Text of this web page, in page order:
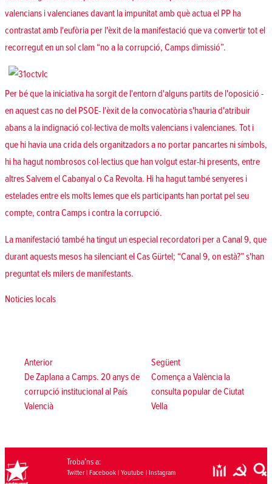
valencians i valencianes davant la impunitat amb què actua el PP ha
contrastat amb l'eufòria per l'èxit de la manifestació que va convertir tot el
recorregut en un sol clam “no a la corrupció, Camps dimissió”.
Per bé que la iniciativa ha sorgit de l'entorn d'alguns partits de l'oposició -
en aquest cas no del PSOE- l'èxit de la convocatòria s'hauria d'atribuir
abans a la indignació col·lectiva de molts valencians i valencianes. Tot i
que hi havia una crida dels organitzadors a no portar pancartes ni símbols,
hi ha hagut nombrosos col·lectius que han volgut estar-hi presents, entre
altres Salvem el Cabanyal o Ca Revolta. Hi ha hagut també senyeres i
estelades entre els molts lemes que els participants han portat pel seu
compte, contra Camps i contra la corrupció.
La manifestació també ha tingut un especial recordatori per a Canal 9, que
durant aquests mesos ha silenciant el Cas Gürtel; “Canal 9, on està?” s'han
preguntat els milers de manifestants.
Posted in
Noticies locals
d'entradesAnteriorAnterior:
De Zaplana a Camps. 20 anys de
corrupció institucional al País
Valencià
SegüentSegüent:
Comença a València la
consulta popular de Ciutat
Vella
Troba’ns a:
Twitter| Facebook| Youtube| Instagram